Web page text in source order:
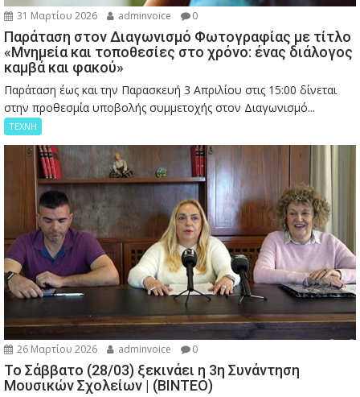
31 Μαρτίου 2026 adminvoice 0
Παράταση στον Διαγωνισμό Φωτογραφίας με τίτλο
«Μνημεία και τοποθεσίες στο χρόνο: ένας διάλογος
καμβά και φακού»
Παράταση έως και την Παρασκευή 3 Απριλίου στις 15:00 δίνεται
στην προθεσμία υποβολής συμμετοχής στον Διαγωνισμό...
ΤΕΧΝΗ
26 Μαρτίου 2026 adminvoice 0
Το Σάββατο (28/03) ξεκινάει η 3η Συνάντηση
Μουσικών Σχολείων | (ΒΙΝΤΕΟ)